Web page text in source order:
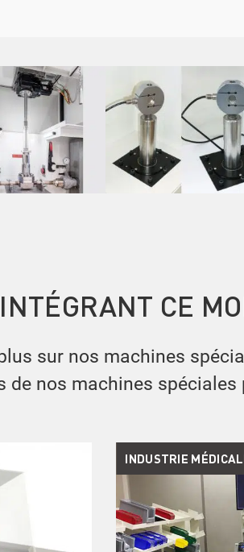
INTÉGRANT CE
sur nos machines
de nos machines
INDUSTRIE